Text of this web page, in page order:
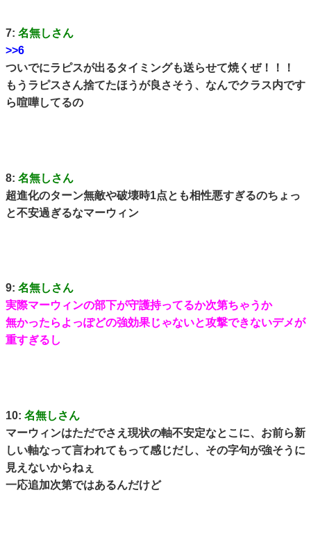
7: 名無しさん
>>6
ついでにラピスが出るタイミングも送らせて焼くぜ！！！
もうラピスさん捨てたほうが良さそう、なんでクラス内です
ら喧嘩してるの
8: 名無しさん
超進化のターン無敵や破壊時1点とも相性悪すぎるのちょっ
と不安過ぎるなマーウィン
9: 名無しさん
実際マーウィンの部下が守護持ってるか次第ちゃうか
無かったらよっぽどの強効果じゃないと攻撃できないデメが
重すぎるし
10: 名無しさん
マーウィンはただでさえ現状の軸不安定なとこに、お前ら新
しい軸なって言われてもって感じだし、その字句が強そうに
見えないからねぇ
一応追加次第ではあるんだけど